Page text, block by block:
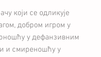
који се одликује
добром игром у
у дефанзивним
и смиреношћу у